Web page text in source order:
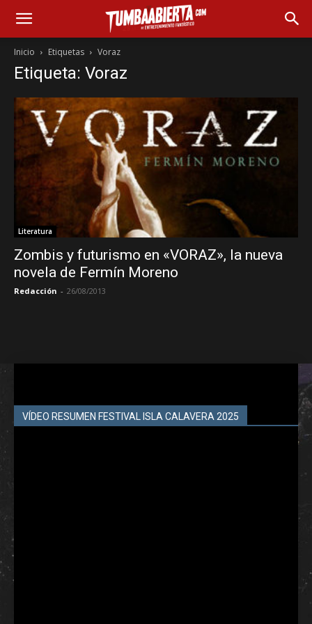
Inicio Etiquetas Voraz
Etiqueta: Voraz
Literatura
Zombis y futurismo en «VORAZ», la nueva
novela de Fermín Moreno
Redacción - 26/08/2013
VÍDEO RESUMEN FESTIVAL ISLA CALAVERA 2025